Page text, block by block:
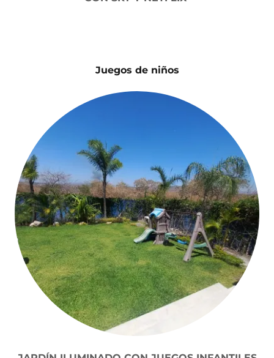
Juegos de niños